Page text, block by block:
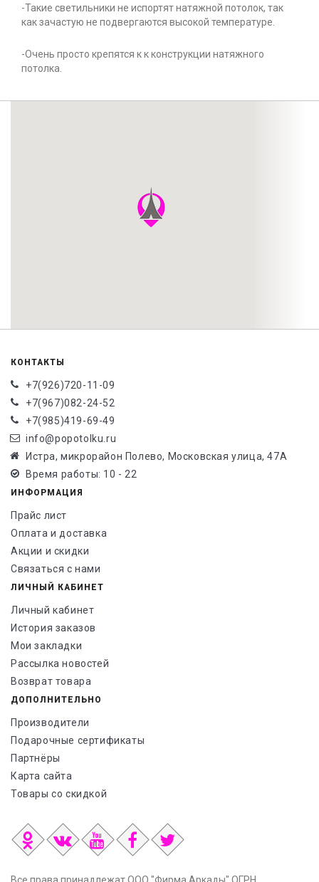
-Такие светильники не испортят натяжной потолок, так
как зачастую не подвергаются высокой температуре.
-Очень просто крепятся к к конструкции натяжного
потолка.
КОНТАКТЫ
+7(926)720-11-09
+7(967)082-24-52
+7(985)419-69-49
info@popotolku.ru
Истра, микрорайон Полево, Московская улица, 47А
Время работы: 10 - 22
ИНФОРМАЦИЯ
Прайс лист
Оплата и доставка
Акции и скидки
Связаться с нами
ЛИЧНЫЙ КАБИНЕТ
Личный кабинет
История заказов
Мои закладки
Рассылка новостей
Возврат товара
ДОПОЛНИТЕЛЬНО
Производители
Подарочные сертификаты
Партнёры
Карта сайта
Товары со скидкой